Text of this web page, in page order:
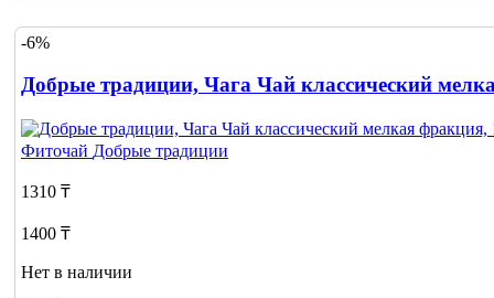
-6%
Добрые традиции, Чага Чай классический
Фиточай Добрые традиции
1310 ₸
1400 ₸
Нет в наличии